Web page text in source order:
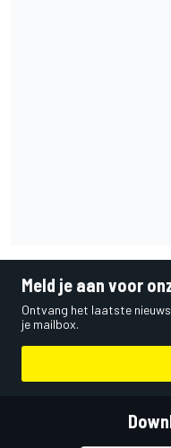
Meld je aan voor
Ontvang het laatste
je mailbox.